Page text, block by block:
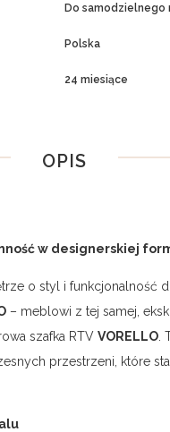
Do samodzielnego
Polska
24 miesiące
OPIS
w designerskiej
o styl i funkcjonalność
– meblowi z tej samej,
szafka RTV VORELLO .
przestrzeni, które